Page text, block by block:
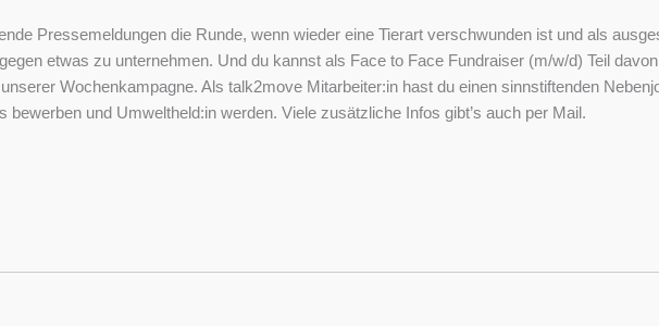
Pressemeldungen die Runde, wenn wieder eine Tierart verschwunden ist und als
etwas zu unternehmen. Und du kannst als Face to Face Fundraiser (m/w/d) Teil
Wochenkampagne. Als talk2move Mitarbeiter:in hast du einen sinnstiftenden
und Umweltheld:in werden. Viele zusätzliche Infos gibt’s auch per Mail.